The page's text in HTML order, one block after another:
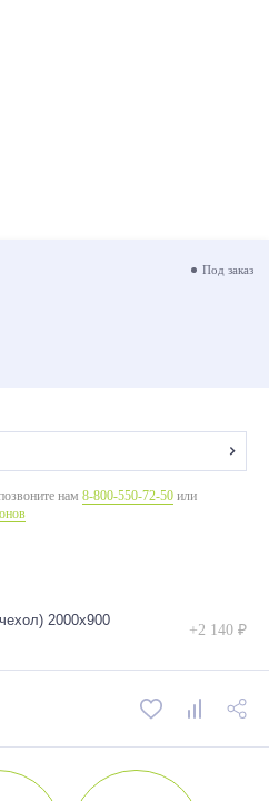
Под заказ
нам 8-800-550-72-50 или
2000х900
+2 140 ₽